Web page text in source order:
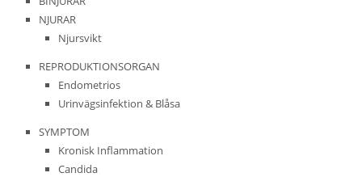
NJURAR
Njursvikt
REPRODUKTIONSORGAN
Endometrios
Urinvägsinfektion & Blåsa
SYMPTOM
Kronisk Inflammation
Candida